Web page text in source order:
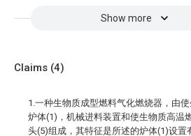
Show more
Claims (4)
1.一种生物质成型燃料气化燃烧器，由
炉体(1)，机械进料装置和使生物质高温
头(5)组成，其特征是所述的炉体(1)设置